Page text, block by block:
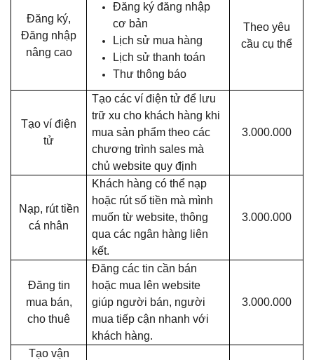
Đăng ký,
Đăng nhập
nâng cao
Đăng ký đăng nhập
cơ bản
Lịch sử mua hàng
Lịch sử thanh toán
Thư thông báo
Theo yêu
cầu cụ thể
Tạo ví điện
tử
Tạo các ví điện tử để lưu
trữ xu cho khách hàng khi
mua sản phẩm theo các
chương trình sales mà
chủ website quy định
3.000.000
Nạp, rút tiền
cá nhân
Khách hàng có thể nạp
hoặc rút số tiền mà mình
muốn từ website, thông
qua các ngân hàng liên
kết.
3.000.000
Đăng tin
mua bán,
cho thuê
Đăng các tin cần bán
hoặc mua lên website
giúp người bán, người
mua tiếp cận nhanh với
khách hàng.
3.000.000
Tạo vận